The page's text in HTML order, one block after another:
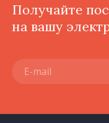
Получайте
на вашу